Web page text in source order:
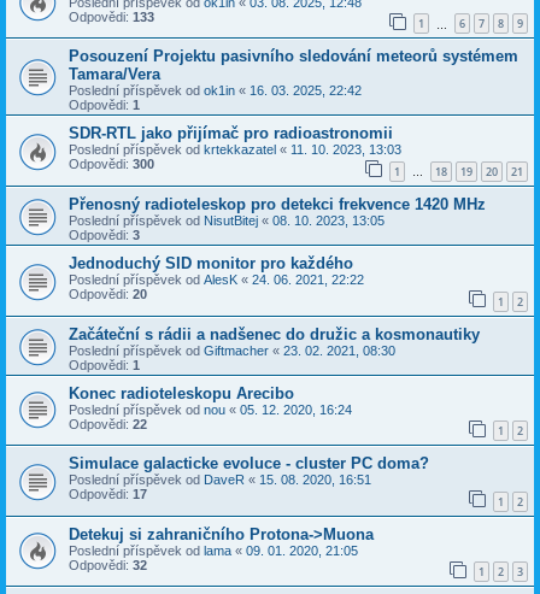
Odpovědi: 133 1 6 7 8 9
Posouzení Projektu pasivního sledování meteorů systémem
Tamara/Vera
Poslední příspěvek od ok1in « 16. 03. 2025, 22:42
Odpovědi: 1
SDR-RTL jako přijímač pro radioastronomii
Poslední příspěvek od krtekkazatel « 11. 10. 2023, 13:03
Odpovědi: 300 1 … 18 19 20 21
Přenosný radioteleskop pro detekci frekvence 1420 MHz
Poslední příspěvek od NisutBitej « 08. 10. 2023, 13:05
Odpovědi: 3
Jednoduchý SID monitor pro každého
Poslední příspěvek od AlesK « 24. 06. 2021, 22:22
Odpovědi: 20 1 2
Začáteční s rádii a nadšenec do družic a kosmonautiky
Poslední příspěvek od Giftmacher « 23. 02. 2021, 08:30
Odpovědi: 1
Konec radioteleskopu Arecibo
Poslední příspěvek od nou « 05. 12. 2020, 16:24
Odpovědi: 22 1 2
Simulace galacticke evoluce - cluster PC doma?
Poslední příspěvek od DaveR « 15. 08. 2020, 16:51
Odpovědi: 17 1 2
Detekuj si zahraničního Protona->Muona
Poslední příspěvek od lama « 09. 01. 2020, 21:05
Odpovědi: 32 1 2 3